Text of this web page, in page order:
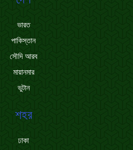
ভারত
পাকিস্তান
সৌদি আরব
মায়ানমার
ভুটান
শহর
ঢাকা